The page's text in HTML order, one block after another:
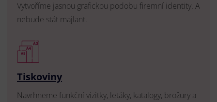
Vytvoříme jasnou grafickou podobu firemní identity. A
nebude stát majlant.
Tiskoviny
Navrhneme funkční vizitky, letáky, katalogy, brožury a